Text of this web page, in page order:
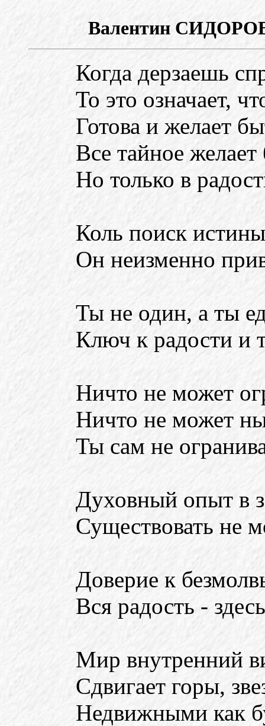
Валентин
Когда дерзаешь
То это означает,
Готова и желает
Все тайное
Но только в
Коль поиск
Он неизменно
Ты не один, а ты
Ключ к радости и
Ничто не может
Ничто не может
Ты сам не
Духовный опыт в
Существовать не
Доверие к
Вся радость -
Мир внутренний
Сдвигает горы,
Недвижными как